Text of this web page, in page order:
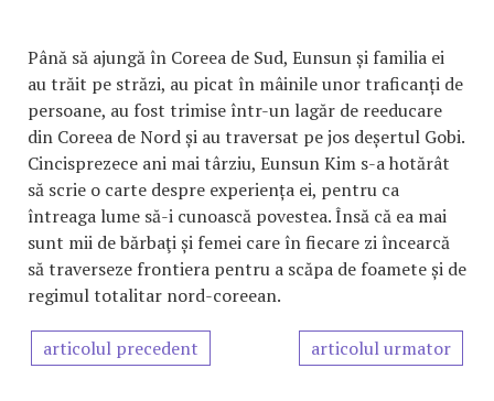
Până să ajungă în Coreea de Sud, Eunsun și familia ei
au trăit pe străzi, au picat în mâinile unor traficanți de
persoane, au fost trimise într-un lagăr de reeducare
din Coreea de Nord și au traversat pe jos deșertul Gobi.
Cincisprezece ani mai târziu, Eunsun Kim s-a hotărât
să scrie o carte despre experiența ei, pentru ca
întreaga lume să-i cunoască povestea. Însă că ea mai
sunt mii de bărbaţi și femei care în fiecare zi încearcă
să traverseze frontiera pentru a scăpa de foamete și de
regimul totalitar nord-coreean.
articolul precedent articolul urmator